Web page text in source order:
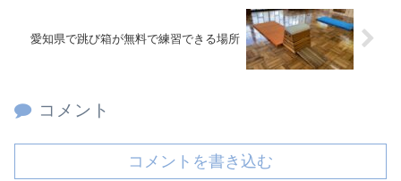
愛知県で跳び箱が無料で練習できる場所
コメント
コメントを書き込む